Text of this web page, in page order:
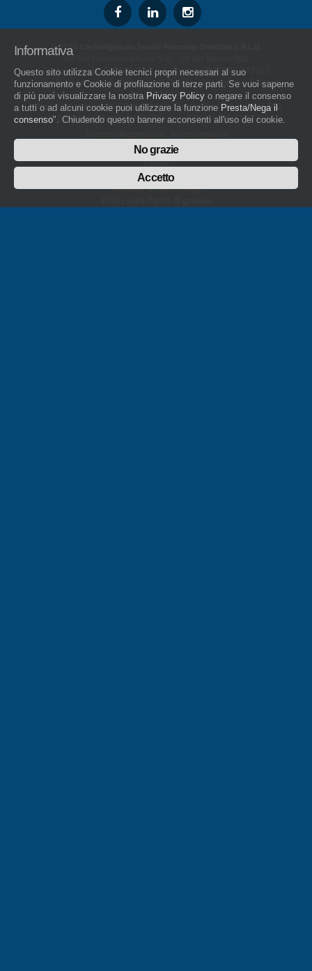
© 2026
Via San Francesco d'Assisi 5/D - 28100 Novara (NO)
Capitale Sociale: 526.000,00 € i.v. - Numero REA: NO - 173322
Codice fiscale e numero di iscrizione al Registro delle Imprese di Novara
01436930034
artigiani.it è registrato nel Registro della Stampa Periodica con il nr. 562
con Decreto del Presidente del Tribunale di Novara del 07/03/13
Privacy
Cookie
Whistleblowing
Manuale d'uso del logo
Informativa
Questo sito utilizza Cookie tecnici propri necessari al suo
funzionamento e Cookie di profilazione di terze parti. Se vuoi saperne
di più puoi visualizzare la nostra Privacy Policy o negare il consenso
a tutti o ad alcuni cookie puoi utilizzare la funzione Presta/Nega il
consenso". Chiudendo questo banner acconsenti all'uso dei cookie.
No grazie
Accetto